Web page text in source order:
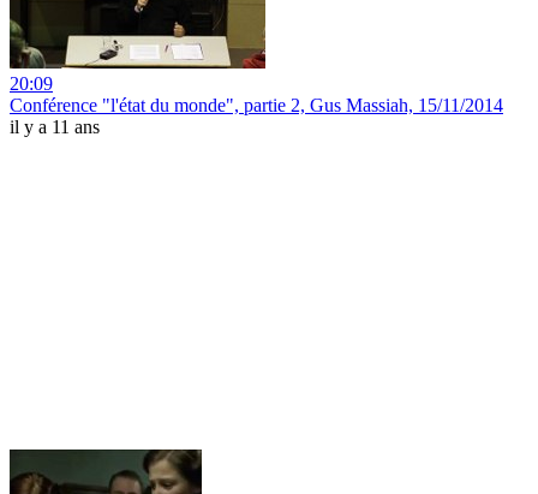
20:09
Conférence "l'état du monde", partie 2, Gus Massiah, 15/11/2014
il y a 11 ans